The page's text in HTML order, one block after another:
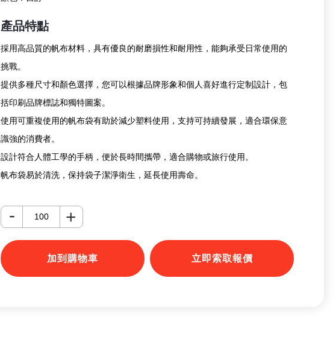
產品特點
採用高品質的帆布材料，具有優良的耐磨損性和耐用性，能夠承受日常使用的
挑戰。
提供多種尺寸和顏色選擇，您可以根據品牌形象和個人喜好進行定制設計，包
括印刷品牌標誌和獨特圖案。
使用可重複使用的帆布袋有助於減少塑料使用，支持可持續發展，適合環保意
識強的消費者。
設計符合人體工學的手柄，便於長時間攜帶，適合購物或旅行使用。
帆布袋易於清洗，保持袋子潔淨衛生，延長使用壽命。
- +
加到購物車 立即索取報價